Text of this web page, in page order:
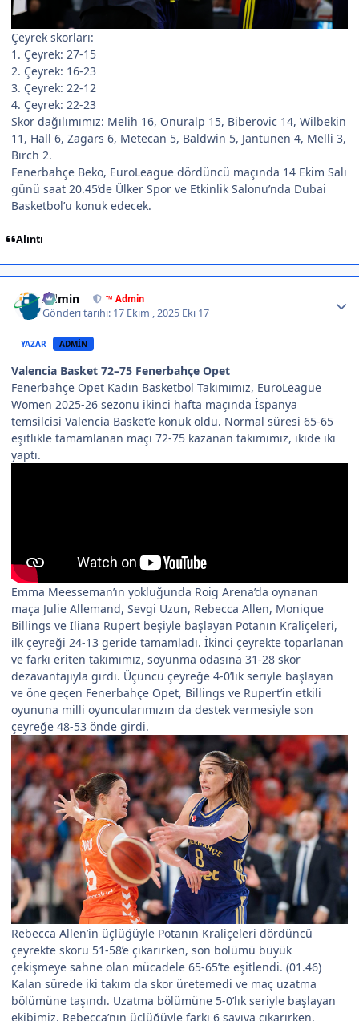
Çeyrek skorları:
1. Çeyrek: 27-15
2. Çeyrek: 16-23
3. Çeyrek: 22-12
4. Çeyrek: 22-23
Skor dağılımımız: Melih 16, Onuralp 15, Biberovic 14, Wilbekin
11, Hall 6, Zagars 6, Metecan 5, Baldwin 5, Jantunen 4, Melli 3,
Birch 2.
Fenerbahçe Beko, EuroLeague dördüncü maçında 14 Ekim Salı
günü saat 20.45’de Ülker Spor ve Etkinlik Salonu’nda Dubai
Basketbol’u konuk edecek.
Alıntı
Admin ™ Admin
Gönderi tarihi: 17 Ekim , 2025 Eki 17
YAZAR ADMIN
Valencia Basket 72–75 Fenerbahçe Opet
Fenerbahçe Opet Kadın Basketbol Takımımız, EuroLeague
Women 2025-26 sezonu ikinci hafta maçında İspanya
temsilcisi Valencia Basket’e konuk oldu. Normal süresi 65-65
eşitlikle tamamlanan maçı 72-75 kazanan takımımız, ikide iki
yaptı.
Emma Meesseman’ın yokluğunda Roig Arena’da oynanan
maça Julie Allemand, Sevgi Uzun, Rebecca Allen, Monique
Billings ve Iliana Rupert beşiyle başlayan Potanın Kraliçeleri,
ilk çeyreği 24-13 geride tamamladı. İkinci çeyrekte toparlanan
ve farkı eriten takımımız, soyunma odasına 31-28 skor
dezavantajıyla girdi. Üçüncü çeyreğe 4-0’lık seriyle başlayan
ve öne geçen Fenerbahçe Opet, Billings ve Rupert’in etkili
oyununa milli oyuncularımızın da destek vermesiyle son
çeyreğe 48-53 önde girdi.
Rebecca Allen’in üçlüğüyle Potanın Kraliçeleri dördüncü
çeyrekte skoru 51-58’e çıkarırken, son bölümü büyük
çekişmeye sahne olan mücadele 65-65’te eşitlendi. (01.46)
Kalan sürede iki takım da skor üretemedi ve maç uzatma
bölümüne taşındı. Uzatma bölümüne 5-0’lık seriyle başlayan
ekibimiz, Rebecca’nın üçlüğüyle farkı 6 sayıya çıkarırken,